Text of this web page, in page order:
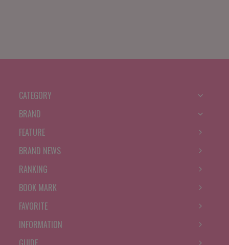
CATEGORY
BRAND
FEATURE
BRAND NEWS
RANKING
BOOK MARK
FAVORITE
INFORMATION